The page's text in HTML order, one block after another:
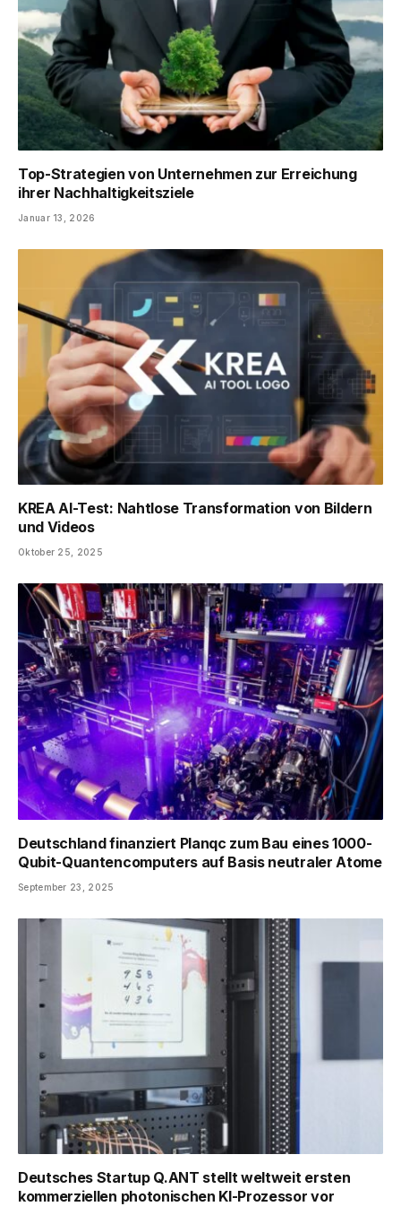
Top-Strategien von Unternehmen zur Erreichung
ihrer Nachhaltigkeitsziele
Januar 13, 2026
KREA AI-Test: Nahtlose Transformation von Bildern
und Videos
Oktober 25, 2025
Deutschland finanziert Planqc zum Bau eines 1000-
Qubit-Quantencomputers auf Basis neutraler Atome
September 23, 2025
Deutsches Startup Q.ANT stellt weltweit ersten
kommerziellen photonischen KI-Prozessor vor